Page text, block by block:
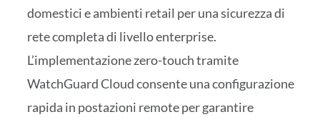
domestici e ambienti retail per una sicurezza di
rete completa di livello enterprise.
L’implementazione zero-touch tramite
WatchGuard Cloud consente una configurazione
rapida in postazioni remote per garantire